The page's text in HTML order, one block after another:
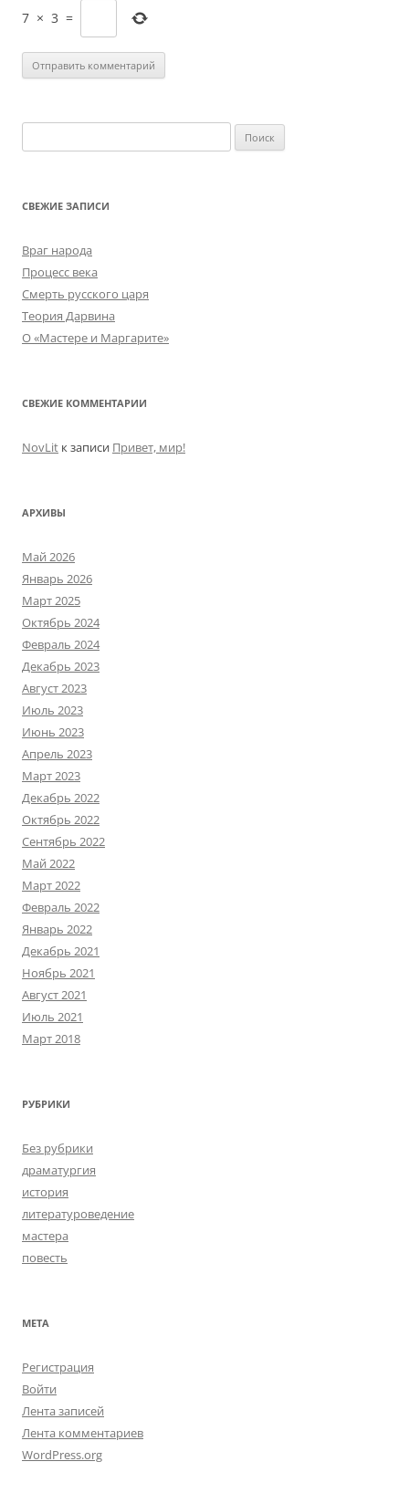
7 × 3 =
СВЕЖИЕ ЗАПИСИ
Враг народа
Процесс века
Смерть русского царя
Теория Дарвина
О «Мастере и Маргарите»
СВЕЖИЕ КОММЕНТАРИИ
NovLit к записи Привет, мир!
АРХИВЫ
Май 2026
Январь 2026
Март 2025
Октябрь 2024
Февраль 2024
Декабрь 2023
Август 2023
Июль 2023
Июнь 2023
Апрель 2023
Март 2023
Декабрь 2022
Октябрь 2022
Сентябрь 2022
Май 2022
Март 2022
Февраль 2022
Январь 2022
Декабрь 2021
Ноябрь 2021
Август 2021
Июль 2021
Март 2018
РУБРИКИ
Без рубрики
драматургия
история
литературоведение
мастера
повесть
МЕТА
Регистрация
Войти
Лента записей
Лента комментариев
WordPress.org